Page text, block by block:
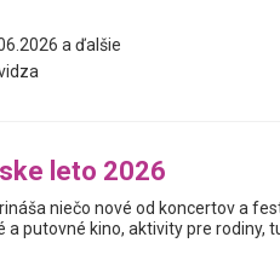
a ďalšie
leto 2026
niečo nové od koncertov a
a putovné kino, aktivity pre rodiny,